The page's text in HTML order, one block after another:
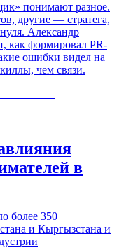
понимают разное.
другие — стратега,
Александр
как формировал PR-
ошибки видел на
чем связи.
в
более 350
и Кыргызстана и